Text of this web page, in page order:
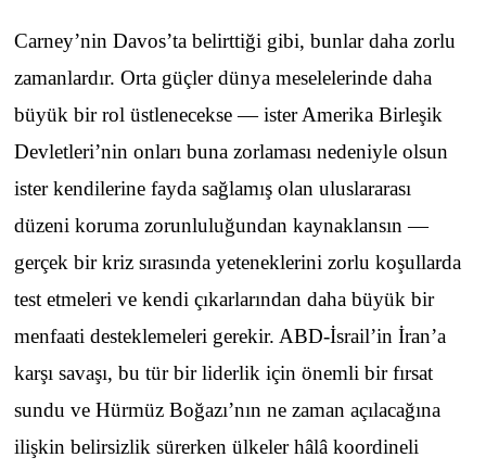
Carney’nin Davos’ta belirttiği gibi, bunlar daha zorlu
zamanlardır. Orta güçler dünya meselelerinde daha
büyük bir rol üstlenecekse — ister Amerika Birleşik
Devletleri’nin onları buna zorlaması nedeniyle olsun
ister kendilerine fayda sağlamış olan uluslararası
düzeni koruma zorunluluğundan kaynaklansın —
gerçek bir kriz sırasında yeteneklerini zorlu koşullarda
test etmeleri ve kendi çıkarlarından daha büyük bir
menfaati desteklemeleri gerekir. ABD-İsrail’in İran’a
karşı savaşı, bu tür bir liderlik için önemli bir fırsat
sundu ve Hürmüz Boğazı’nın ne zaman açılacağına
ilişkin belirsizlik sürerken ülkeler hâlâ koordineli